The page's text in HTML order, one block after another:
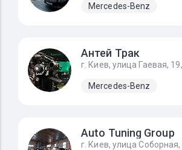
Mercedes-Benz
Антей Трак
Mercedes-Benz
Auto Tuning Group
г. Киев, улица Соборная,